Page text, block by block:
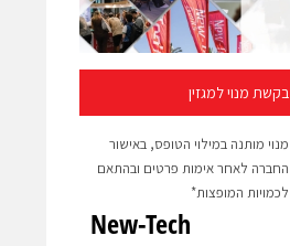
בקשת מנוי למגזין
מנוי מותנה במילוי הטופס, באישור
החברה לאחר אימות פרטים ובהתאם
לכמויות המופצות*